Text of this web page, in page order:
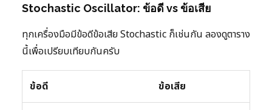
Stochastic Oscillator: ข้อดี vs ข้อเสีย
ทุกเครื่องมือมีข้อดีข้อเสีย Stochastic ก็เช่นกัน ลองดูตาราง
นี้เพื่อเปรียบเทียบกันครับ
ข้อดี ข้อเสีย